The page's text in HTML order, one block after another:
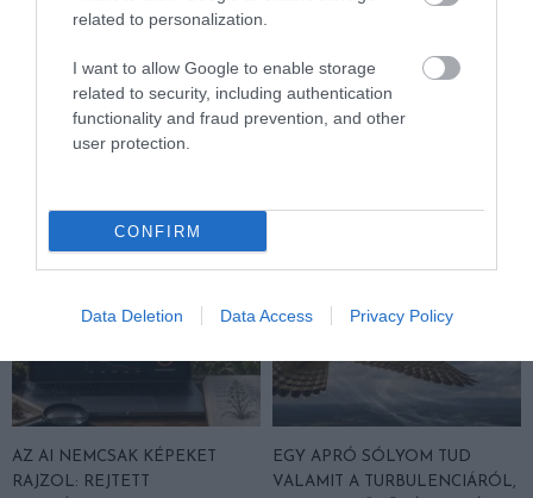
related to personalization.
I want to allow Google to enable storage
related to security, including authentication
functionality and fraud prevention, and other
user protection.
CONFIRM
Data Deletion Data Access Privacy Policy
ÖTVEN ÉVIG ROSSZ NÉVEN
MACSKA LELETE – AZTÁN
VALAKI VÉGRE RÁNÉZETT
RENDESEN
PRÓBÁL: ÍGY SEGÍTHETI AZ AI
A VADÁLLATOK VÉDELMÉT
2026-07-27
AZ AI NEMCSAK KÉPEKET
RAJZOL: REJTETT
EGY APRÓ SÓLYOM TUD
VALAMIT A TURBULENCIÁRÓL,